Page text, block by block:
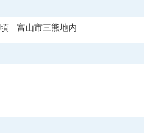
富山市三熊地内